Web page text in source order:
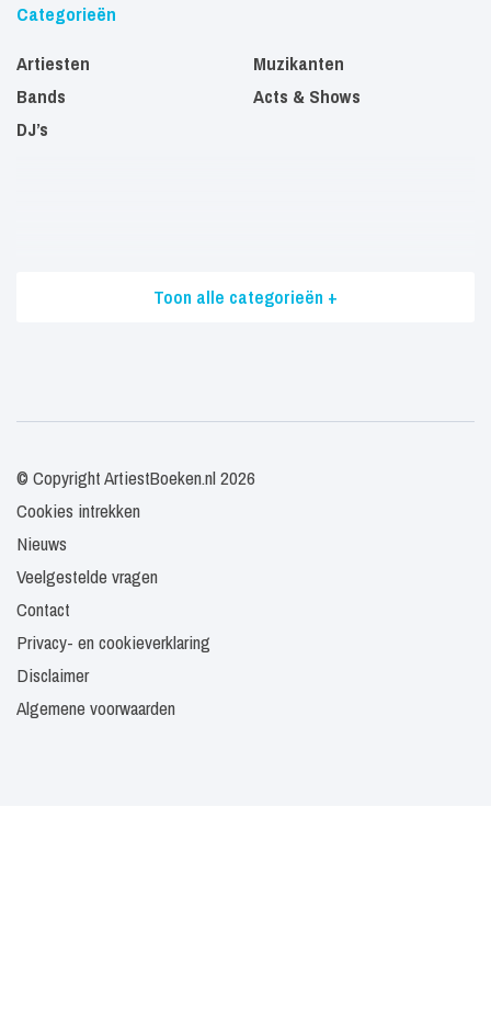
Categorieën
Artiesten
Bands
DJ’s
Muzikanten
Acts & Shows
Toon alle categorieën +
© Copyright ArtiestBoeken.nl 2026
Cookies intrekken
Nieuws
Veelgestelde vragen
Contact
Privacy- en cookieverklaring
Disclaimer
Algemene voorwaarden